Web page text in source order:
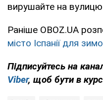
вирушайте на
Раніше OBOZ.UA
місто Іспанії для
Підписуйтесь на
Viber, щоб бути в